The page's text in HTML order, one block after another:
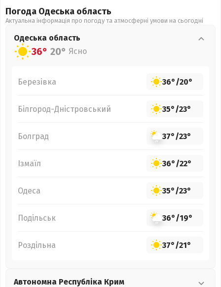
Погода Одеська область
Актуальна інформація про погоду та атмосферні умови на сьогодні
Одеська область
36° 20° Ясно
Березівка 36°/20°
Білгород-Дністровський 35°/23°
Болград 37°/23°
Ізмаїл 36°/22°
Одеса 35°/23°
Подільськ 36°/19°
Роздільна 37°/21°
Автономна Республіка Крим